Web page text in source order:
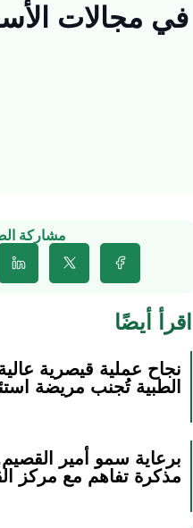
مجالات
مشاركة
اقرأ أيضًا
نجاح عملية قيصرية
الطبية تُجنب مريضة
برعاية سمو أمير
مذكرة تفاهم مع مركز